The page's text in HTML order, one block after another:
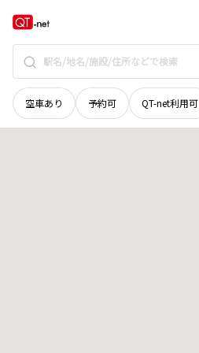
空車あり 予約可 QT-net利用可
島根県